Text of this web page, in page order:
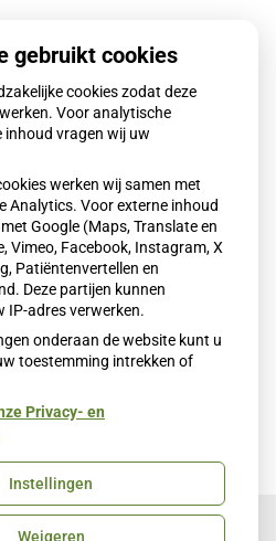
de passende verzekering.
informatie over het betalen
medicijnen opzoeken
van het Gelderse
hier vinden:
gebruikt cookies
cookies zodat deze
Voor analytische
inhoud vragen wij uw
werken wij samen met
Analytics. Voor externe inhoud
Google (Maps, Translate en
Vimeo, Facebook, Instagram, X
Patiëntenvertellen en
Deze partijen kunnen
IP-adres verwerken.
onderaan de website kunt u
toestemming intrekken of
Privacy- en
Instellingen
Weigeren